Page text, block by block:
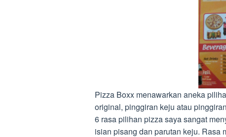
Pizza Boxx menawarkan aneka
original, pinggiran keju atau
6 rasa pilihan pizza saya sangat
isian pisang dan parutan keju. Rasa